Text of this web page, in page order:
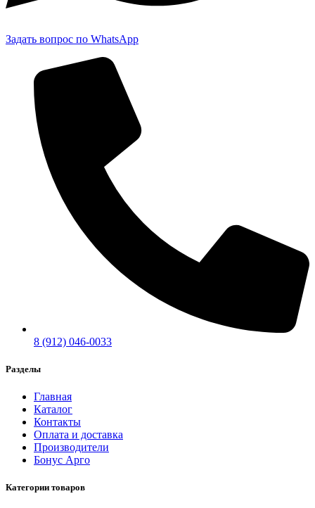
Задать вопрос по WhatsApp
8 (912) 046-0033
Разделы
Главная
Каталог
Контакты
Оплата и доставка
Производители
Бонус Арго
Категории товаров